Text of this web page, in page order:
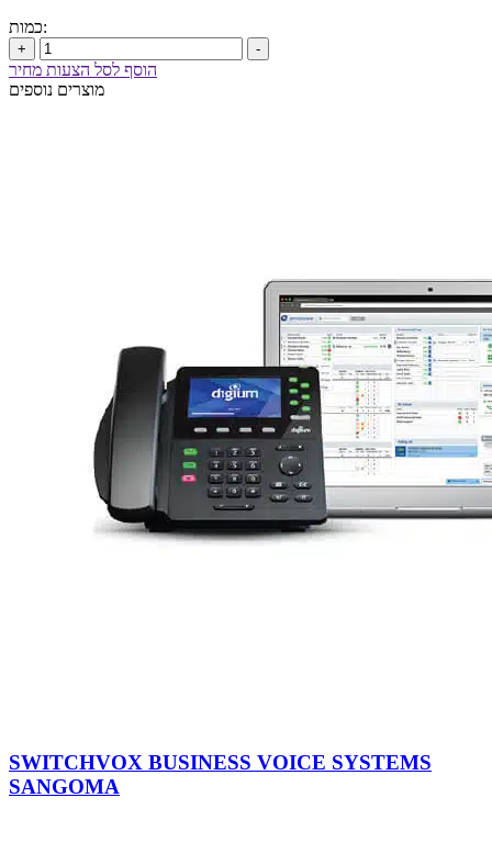
כמות:
+ -
הוסף לסל הצעות מחיר
מוצרים נוספים
SWITCHVOX BUSINESS VOICE SYSTEMS
SANGOMA